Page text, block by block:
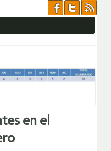
en el